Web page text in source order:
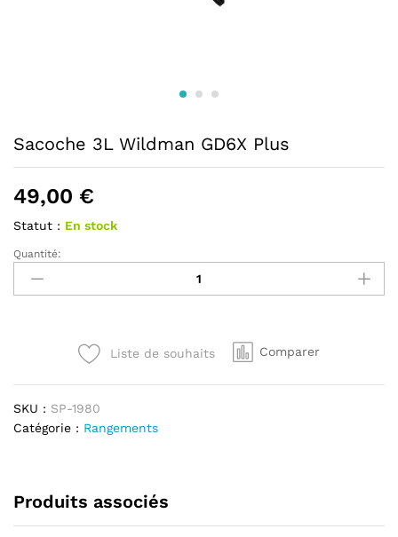
Sacoche 3L Wildman GD6X Plus
49,00 €
Statut : En stock
Sacoche
Wildman
Quantité:
Liste de souhaits Comparer
SKU : SP-1980
Catégorie : Rangements
Produits associés